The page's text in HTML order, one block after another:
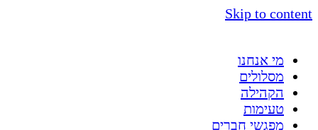
Skip to content
מי אנחנו
מסלולים
הקהילה
טעימות
מפגשי חברים